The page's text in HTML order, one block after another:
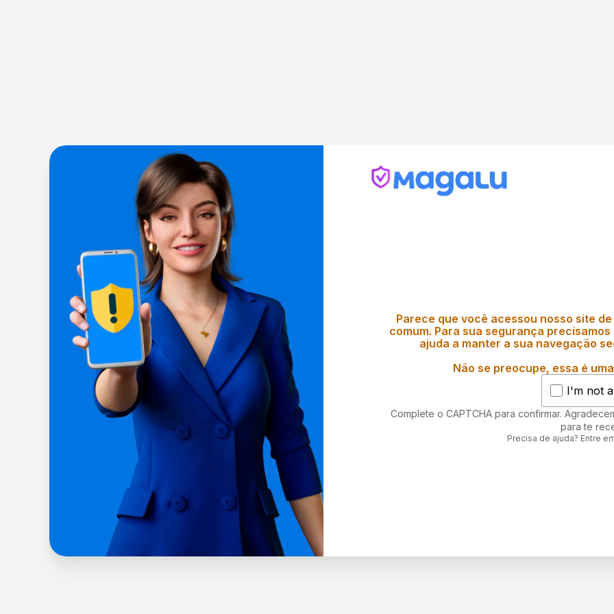
Parece que você acessou nosso site
comum. Para sua segurança
ajuda a manter a sua navegação
Não se preocupe, essa é
I'm not
Complete o CAPTCHA para confirmar.
para te
Precisa de ajuda? Entre